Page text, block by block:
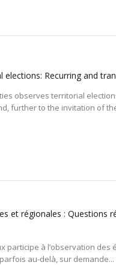
Recurring and
observes territorial
further to the invitation of
et régionales : Questions
participe à l’observation
au-delà, sur demande...